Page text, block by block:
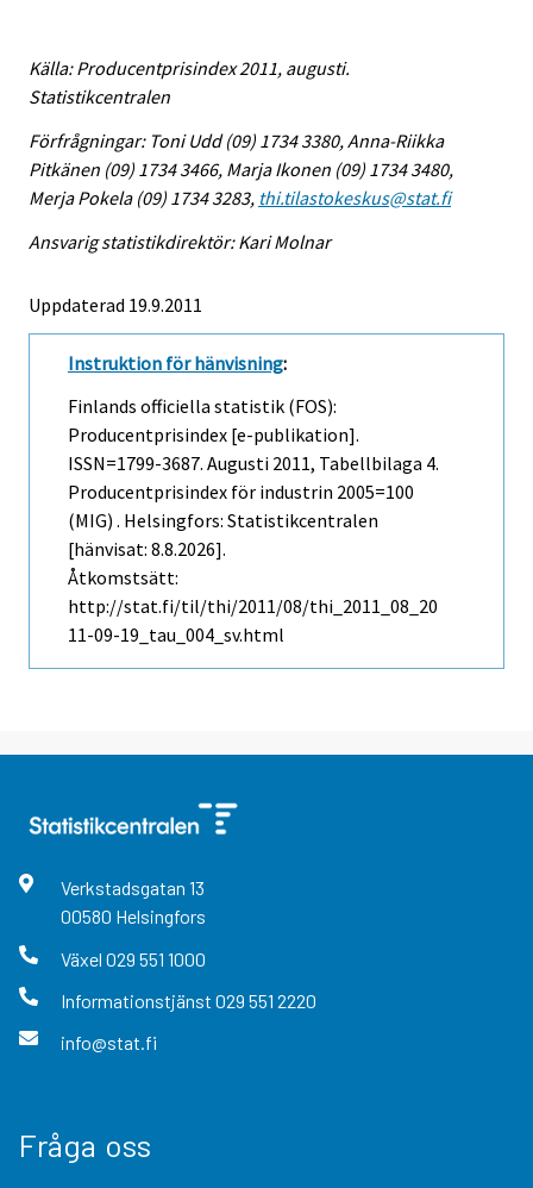
Källa: Producentprisindex 2011, augusti.
Statistikcentralen
Förfrågningar: Toni Udd (09) 1734 3380, Anna-Riikka
Pitkänen (09) 1734 3466, Marja Ikonen (09) 1734 3480,
Merja Pokela (09) 1734 3283, thi.tilastokeskus@stat.fi
Ansvarig statistikdirektör: Kari Molnar
Uppdaterad 19.9.2011
Instruktion för hänvisning:
Finlands officiella statistik (FOS):
Producentprisindex [e-publikation].
ISSN=1799-3687. Augusti 2011, Tabellbilaga 4.
Producentprisindex för industrin 2005=100
(MIG) . Helsingfors: Statistikcentralen
[hänvisat: 8.8.2026].
Åtkomstsätt:
http://stat.fi/til/thi/2011/08/thi_2011_08_20
11-09-19_tau_004_sv.html
Verkstadsgatan 13
00580 Helsingfors
Växel 029 551 1000
Informationstjänst 029 551 2220
info@stat.fi
Fråga oss